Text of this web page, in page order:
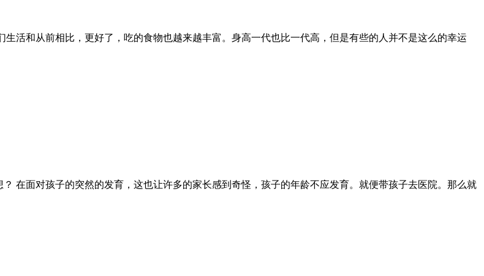
活和从前相比，更好了，吃的食物也越来越丰富。身高一代也比一代高，但是有些的人并不是这么的幸运
在面对孩子的突然的发育，这也让许多的家长感到奇怪，孩子的年龄不应发育。就便带孩子去医院。那么就